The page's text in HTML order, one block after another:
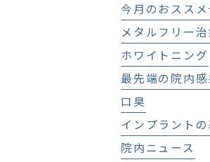
今月のおスス
メタルフリー治
ホワイトニング
最先端の院内
口臭
インプラント
院内ニュース